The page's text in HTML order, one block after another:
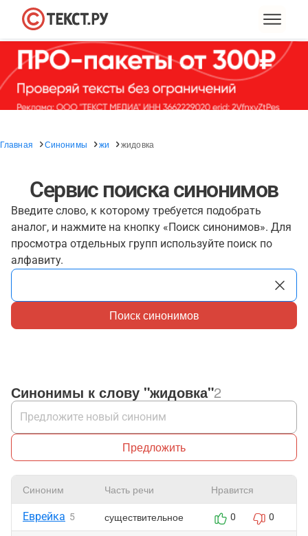
Главная Синонимы жи жидовка
Сервис поиска синонимов
Введите слово, к которому требуется подобрать
аналог, и нажмите на кнопку «Поиск синонимов». Для
просмотра отдельных групп используйте поиск по
алфавиту.
Поиск синонимов
Синонимы к слову "жидовка"2
Предложить
Синоним Часть речи Нравится
Еврейка 5 существительное 0 0